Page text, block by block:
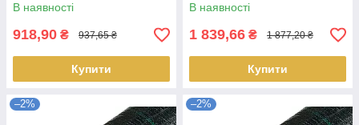
В наявності
918,90 ₴ 937,65 ₴
Купити
В наявності
1 839,66 ₴ 1 877,20 ₴
Купити
–2% –2%